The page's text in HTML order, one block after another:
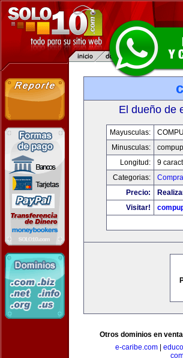
El dueño de
Mayusculas:
Minusculas:
Longitud:
9
Categorias:
Precio:
Visitar!
Otros dominios en
e-caribe.com|